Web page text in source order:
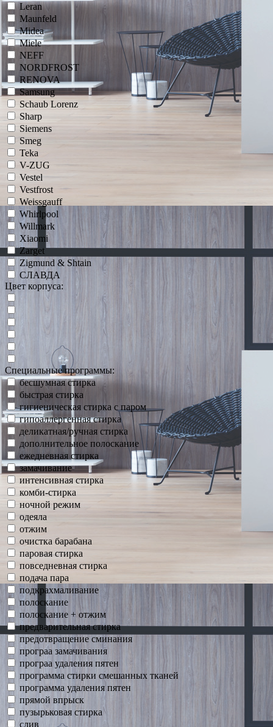
Leran
Maunfeld
Midea
Miele
NEFF
NORDFROST
RENOVA
Samsung
Schaub Lorenz
Sharp
Siemens
Smeg
Teka
V-ZUG
Vestel
Vestfrost
Weissgauff
Whirlpool
Willmark
Xiaomi
Zarget
Zigmund & Shtain
СЛАВДА
Цвет корпуса:
Специальные программы:
бесшумная стирка
быстрая стирка
гигиеническая стирка с паром
гипоаллергенная стирка
деликатная/ручная стирка
дополнительное полоскание
ежедневная стирка
замачивание
интенсивная стирка
комби-стирка
ночной режим
одеяла
отжим
очистка барабана
паровая стирка
повседневная стирка
подача пара
подкрахмаливание
полоскание
полоскание + отжим
предварительная стирка
предотвращение сминания
програа замачивания
програа удаления пятен
программа стирки смешанных тканей
программа удаления пятен
прямой впрыск
пузырьковая стирка
слив